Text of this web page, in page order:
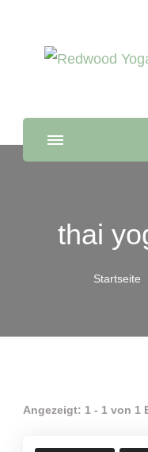
thai
Startseite
Angezeigt: 1 - 1 von 1